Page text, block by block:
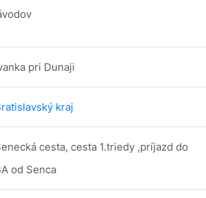
pri Dunaji
kraj
cesta, cesta 1.triedy ,príjazd do
od Senca